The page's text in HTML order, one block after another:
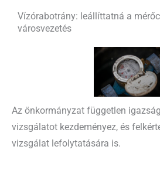
Vízórabotrány: leállíttatná a
városvezetés
Az önkormányzat független
vizsgálatot kezdeményez, és
vizsgálat lefolytatására is.